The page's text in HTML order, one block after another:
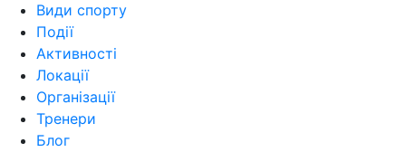
Види спорту
Події
Активності
Локації
Організації
Тренери
Блог